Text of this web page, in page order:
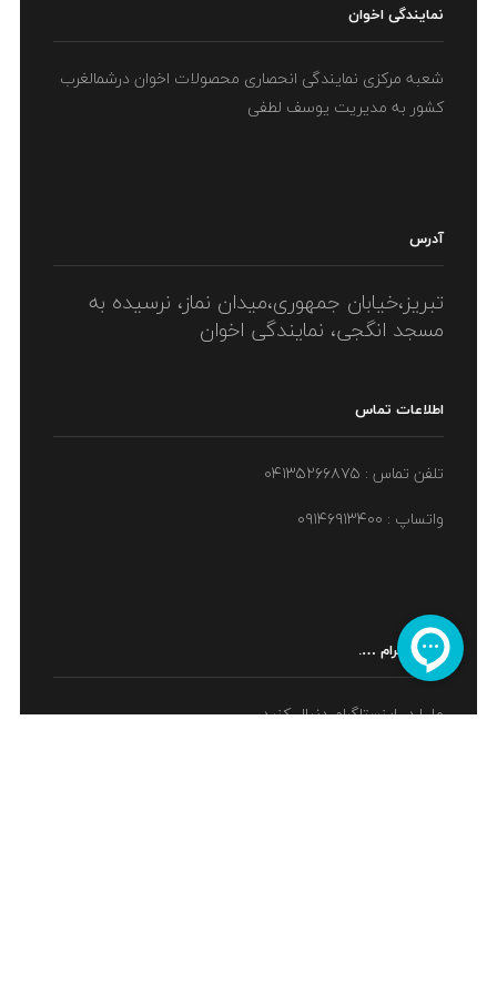
نمایندگی اخوان
شعبه مرکزی نمایندگی انحصاری محصولات اخوان درشمالغرب
کشور به مدیریت یوسف لطفی
آدرس
تبریز،خیابان جمهوری،میدان نماز، نرسیده به
مسجد انگجی، نمایندگی اخوان
اطلاعات تماس
تلفن تماس : ۰۴۱۳۵۲۶۶۸۷۵
واتساپ : ۰۹۱۴۶۹۱۳۴۰۰
اینستاگرام ….
ما را در اینستاگرام دنبال کنید ....